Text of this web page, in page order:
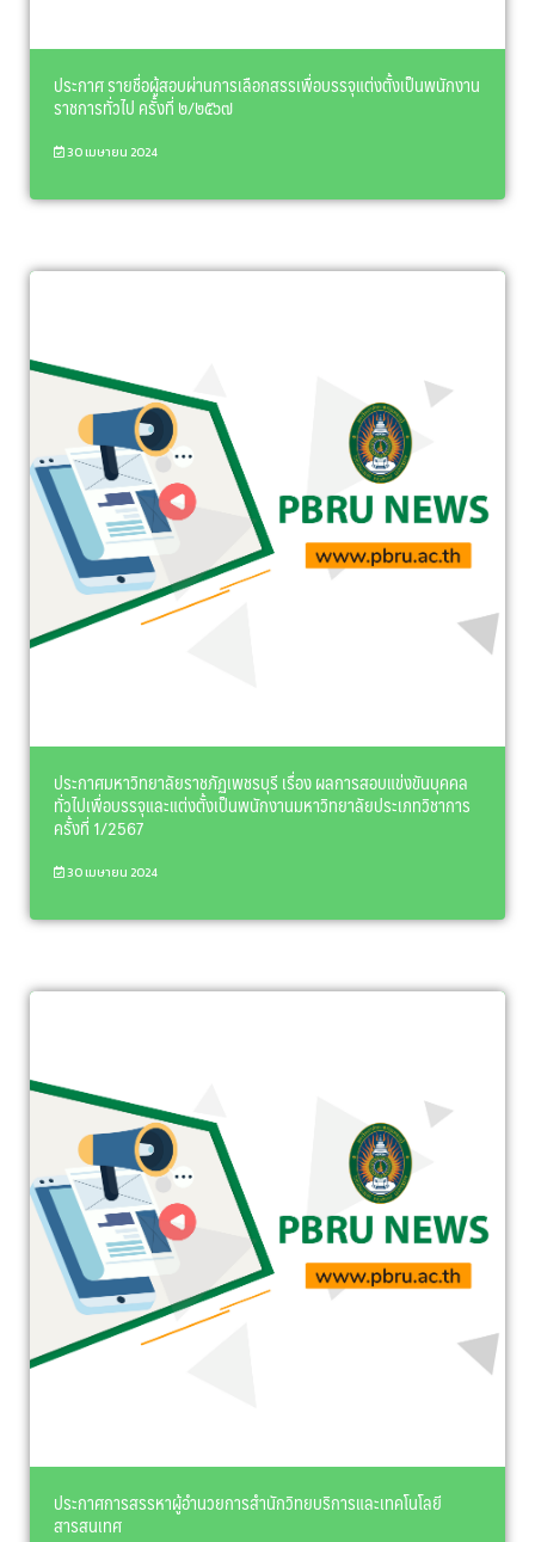
ประกาศ รายชื่อผู้สอบผ่านการเลือกสรรเพื่อบรรจุแต่งตั้งเป็นพนักงาน
ราชการทั่วไป ครั้งที่ ๒/๒๕๖๗
30 เมษายน 2024
ประกาศมหาวิทยาลัยราชภัฏเพชรบุรี เรื่อง ผลการสอบแข่งขันบุคคล
ทั่วไปเพื่อบรรจุและแต่งตั้งเป็นพนักงานมหาวิทยาลัยประเภทวิชาการ
ครั้งที่ 1/2567
30 เมษายน 2024
ประกาศการสรรหาผู้อำนวยการสำนักวิทยบริการและเทคโนโลยี
สารสนเทศ